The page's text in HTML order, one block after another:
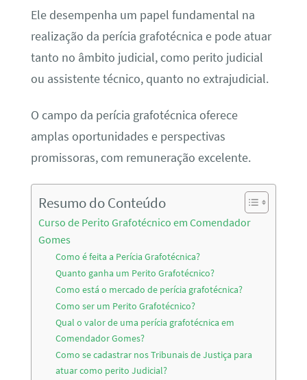
Ele desempenha um papel fundamental na
realização da perícia grafotécnica e pode atuar
tanto no âmbito judicial, como perito judicial
ou assistente técnico, quanto no extrajudicial.
O campo da perícia grafotécnica oferece
amplas oportunidades e perspectivas
promissoras, com remuneração excelente.
Resumo do Conteúdo
Curso de Perito Grafotécnico em Comendador
Gomes
Como é feita a Perícia Grafotécnica?
Quanto ganha um Perito Grafotécnico?
Como está o mercado de perícia grafotécnica?
Como ser um Perito Grafotécnico?
Qual o valor de uma perícia grafotécnica em
Comendador Gomes?
Como se cadastrar nos Tribunais de Justiça para
atuar como perito Judicial?